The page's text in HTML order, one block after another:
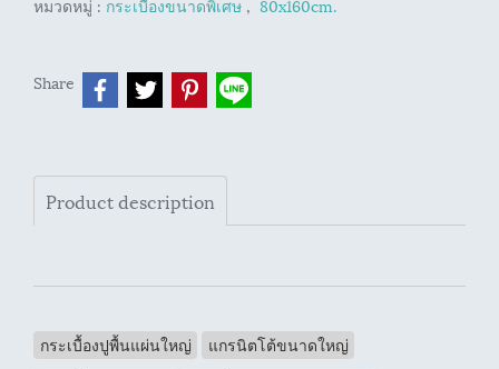
หมวดหมู่ : กระเบื้องขนาดพิเศษ , 80x160cm.
Share
Product description
กระเบื้องปูพื้นแผ่นใหญ่
แกรนิตโต้ขนาดใหญ่